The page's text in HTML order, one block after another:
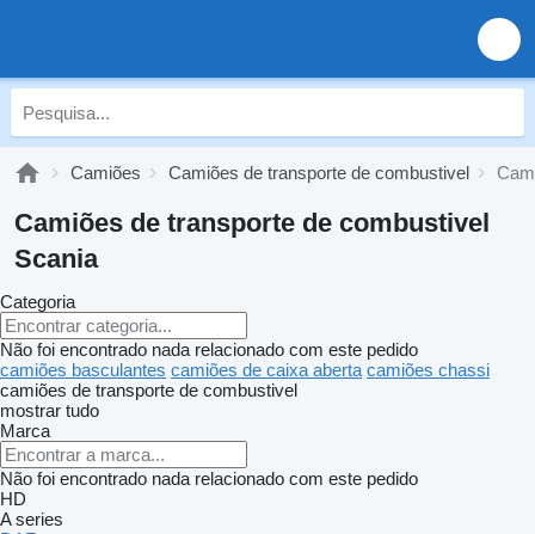
Camiões Camiões de transporte de combustivel
Camiões de transporte de combustivel
Scania
Categoria
Não foi encontrado nada relacionado com este pedido
camiões basculantes camiões de caixa aberta camiões chassi
camiões de transporte de combustivel
mostrar tudo
Marca
Não foi encontrado nada relacionado com este pedido
HD
A series